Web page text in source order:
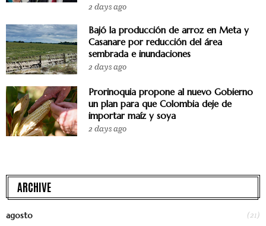
2 days ago
Bajó la producción de arroz en Meta y
Casanare por reducción del área
sembrada e inundaciones
2 days ago
Prorinoquia propone al nuevo Gobierno
un plan para que Colombia deje de
importar maíz y soya
2 days ago
ARCHIVE
agosto (21)